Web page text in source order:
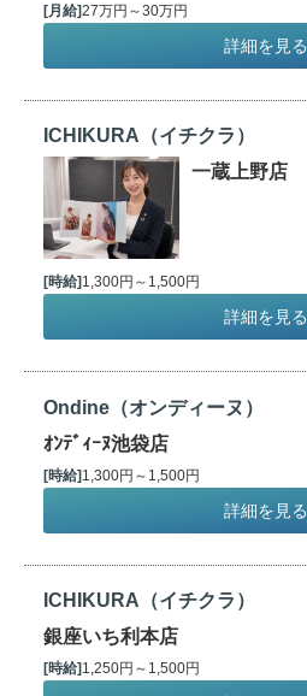
[月給]27万円～30万円
詳細を見る
ICHIKURA（イチクラ）
一蔵上野店
[時給] 1,300円～1,500円
詳細を見る
Ondine（オンディーヌ）
ｵﾝﾃﾞｨｰﾇ池袋店
[時給]1,300円～1,500円
詳細を見る
ICHIKURA（イチクラ）
銀座いち利本店
[時給] 1,250円～1,500円